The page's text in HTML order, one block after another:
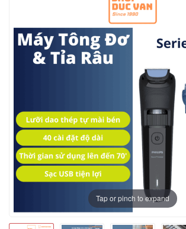
Tap or pinch to expand